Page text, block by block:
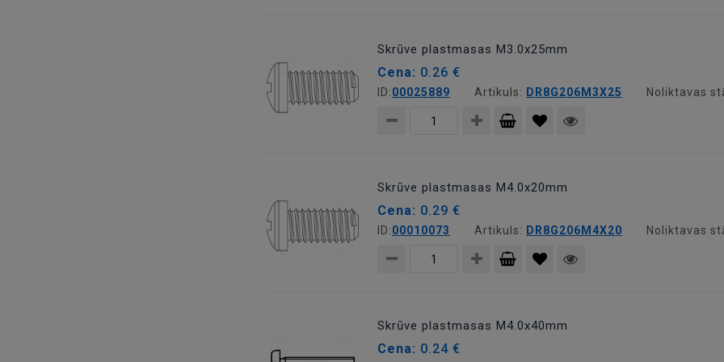
Skrūve plastmasas M3.0x25mm
Cena: 0.26 €
ID:00025889 Artikuls: DR8G206M3X25 Noliktavas
Skrūve plastmasas M4.0x20mm
Cena: 0.29 €
ID:00010073 Artikuls: DR8G206M4X20 Noliktavas
Skrūve plastmasas M4.0x40mm
Cena: 0.24 €